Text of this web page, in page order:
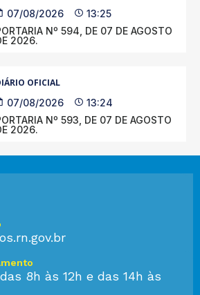
07/08/2026
13:25
Nº 594, DE 07 DE AGOSTO
2026.
OFICIAL
07/08/2026
13:24
Nº 593, DE 07 DE AGOSTO
2026.
8h às 12h e das 14h às